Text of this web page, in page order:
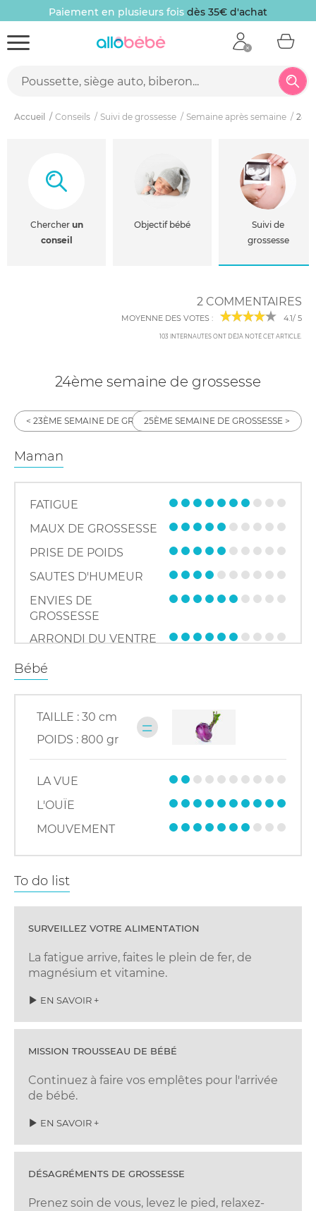
Paiement en plusieurs fois dès 35€ d'achat
Accueil Conseils Suivi de grossesse Semaine après semaine
Chercher un
conseil
Objectif bébé
Suivi de
grossesse
2 COMMENTAIRES
MOYENNE DES VOTES : 4.1/ 5
103 INTERNAUTES ONT DÉJÀ NOTÉ CET ARTICLE.
24ème semaine de grossesse
23ÈME SEMAINE DE GROSSESSE25ÈME SEMAINE DE GROSSESSE
Maman
FATIGUE
MAUX DE GROSSESSE
PRISE DE POIDS
SAUTES D'HUMEUR
ENVIES DE
GROSSESSE
ARRONDI DU VENTRE
Bébé
TAILLE : 30 cm
POIDS : 800 gr =
LA VUE
L'OUÏE
MOUVEMENT
To do list
SURVEILLEZ VOTRE ALIMENTATION
La fatigue arrive, faites le plein de fer, de
magnésium et vitamine.
EN SAVOIR +
MISSION TROUSSEAU DE BÉBÉ
Continuez à faire vos emplêtes pour l'arrivée
de bébé.
EN SAVOIR +
DÉSAGRÉMENTS DE GROSSESSE
Prenez soin de vous, levez le pied, relaxez-